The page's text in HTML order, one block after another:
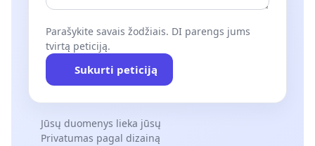
Parašykite savais žodžiais. DI parengs jums
tvirtą peticiją.
Sukurti peticiją
Jūsų duomenys lieka jūsų
Privatumas pagal dizainą